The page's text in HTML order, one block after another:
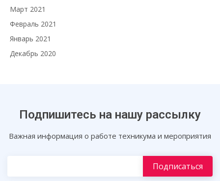
Март 2021
Февраль 2021
Январь 2021
Декабрь 2020
Подпишитесь на нашу рассылку
Важная информация о работе техникума и мероприятия